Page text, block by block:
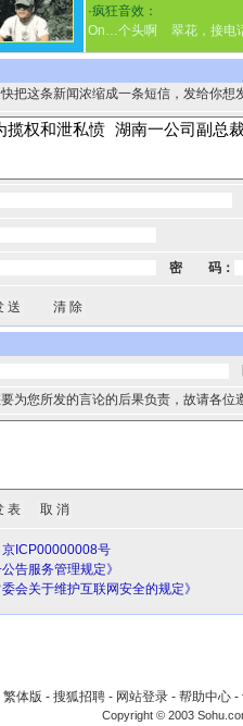
·疯狂音效：
On…个头啊
翠花，接
把这条新闻浓缩成一条短信，发给你想
密 码：
为您所发的言论的后果负责，故请各位
ICP00000008号
告服务管理规定》
会关于维护互联网安全的规定》
繁体版 - 搜狐招聘 - 网站登录 - 帮助中心 -
Copyright © 2003